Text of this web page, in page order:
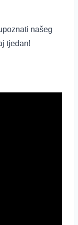
našeg
tjedan!